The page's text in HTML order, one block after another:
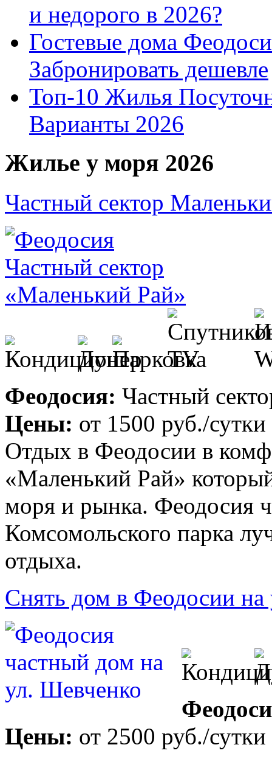
и недорого в 2026?
Гостевые дома
Забронировать дешевле
Топ-10 Жилья
Варианты 2026
Жилье у моря 2026
Частный сектор
Феодосия: Частный
Цены: от 1500 руб./сутки
Отдых в Феодосии в
«Маленький Рай»
моря и рынка. Феодосия
Комсомольского парка
отдыха.
Снять дом в Феодосии
Цены: от 2500 руб./сутки